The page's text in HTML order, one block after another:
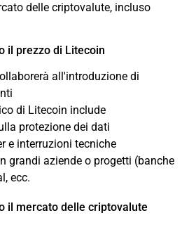
delle criptovalute, incluso
il prezzo di Litecoin
all'introduzione di
di Litecoin include
protezione dei dati
e interruzioni tecniche
grandi aziende o progetti (banche
ecc.
il mercato delle criptovalute